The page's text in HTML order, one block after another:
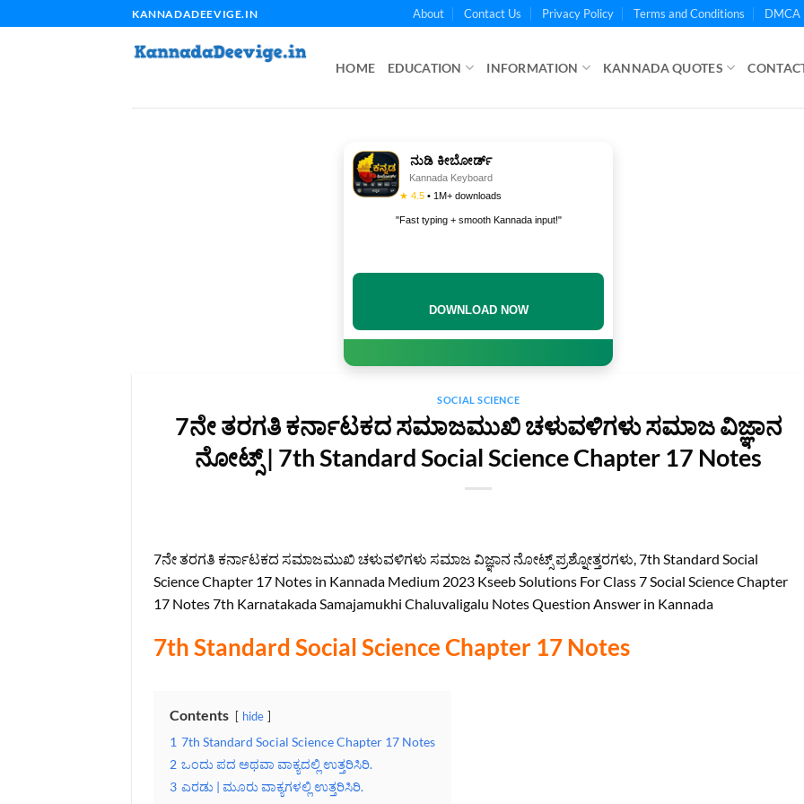
to
KANNADADEEVIGE.IN About Contact Us Privacy Policy Terms and Conditions DMCA
HOME EDUCATION INFORMATION KANNADA QUOTES
ನುಡಿ ಕೀಬೋರ್ಡ್
Kannada Keyboard
★ 4.5 • 1M+ downloads
"Fast typing + smooth Kannada input!"
DOWNLOAD NOW
SOCIAL SCIENCE
7ನೇ ತರಗತಿ ಕರ್ನಾಟಕದ ಸಮಾಜಮುಖಿ ಚಳುವಳಿಗಳು ಸಮಾಜ ವಿಜ್ಞಾನ
ನೋಟ್ಸ್ | 7th Standard Social Science Chapter 17 Notes
7ನೇ ತರಗತಿ ಕರ್ನಾಟಕದ ಸಮಾಜಮುಖಿ ಚಳುವಳಿಗಳು ಸಮಾಜ ವಿಜ್ಞಾನ ನೋಟ್ಸ್ ಪ್ರಶ್ನೋತ್ತರಗಳು, 7th Standard Social
Science Chapter 17 Notes in Kannada Medium 2023 Kseeb Solutions For Class 7 Social Science Chapter
17 Notes 7th Karnatakada Samajamukhi Chaluvaligalu Notes Question Answer in Kannada
7th Standard Social Science Chapter 17 Notes
Contents hide
1 7th Standard Social Science Chapter 17 Notes
2 ಒಂದು ಪದ ಅಥವಾ ವಾಕ್ಯದಲ್ಲಿ ಉತ್ತರಿಸಿರಿ.
3 ಎರಡು | ಮೂರು ವಾಕ್ಯಗಳಲ್ಲಿ ಉತ್ತರಿಸಿರಿ.